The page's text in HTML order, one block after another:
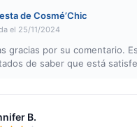
de Cosmé’Chic
el 25/11/2024
gracias por su comentario.
de saber que está
B.